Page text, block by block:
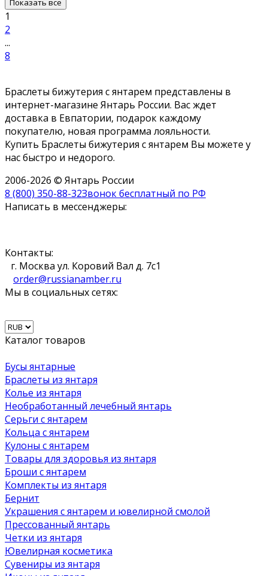
Показать все
1
2
...
8
Браслеты бижутерия с янтарем представлены в
интернет-магазине Янтарь России. Вас ждет
доставка в Евпатории, подарок каждому
покупателю, новая программа лояльности.
Купить Браслеты бижутерия с янтарем Вы можете у
нас быстро и недорого.
2006-2026 © Янтарь России
8 (800) 350-88-32Звонок бесплатный по РФ
Написать в мессенджеры:
Контакты:
г. Москва ул. Коровий Вал д. 7с1
order@russianamber.ru
Мы в социальных сетях:
Каталог товаров
Бусы янтарные
Браслеты из янтаря
Колье из янтаря
Необработанный лечебный янтарь
Серьги с янтарем
Кольца с янтарем
Кулоны с янтарем
Товары для здоровья из янтаря
Броши с янтарем
Комплекты из янтаря
Бернит
Украшения с янтарем и ювелирной смолой
Прессованный янтарь
Четки из янтаря
Ювелирная косметика
Сувениры из янтаря